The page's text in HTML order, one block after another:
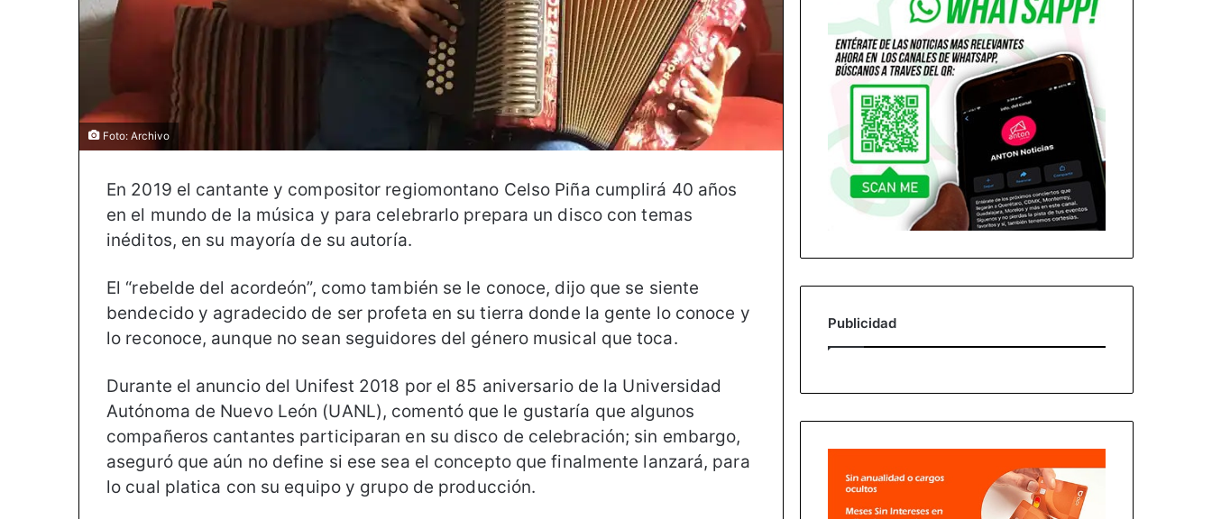
Foto: Archivo
En 2019 el cantante y compositor regiomontano Celso Piña cumplirá 40 años
en el mundo de la música y para celebrarlo prepara un disco con temas
inéditos, en su mayoría de su autoría.
El “rebelde del acordeón”, como también se le conoce, dijo que se siente
bendecido y agradecido de ser profeta en su tierra donde la gente lo conoce y
lo reconoce, aunque no sean seguidores del género musical que toca.
Durante el anuncio del Unifest 2018 por el 85 aniversario de la Universidad
Autónoma de Nuevo León (UANL), comentó que le gustaría que algunos
compañeros cantantes participaran en su disco de celebración; sin embargo,
aseguró que aún no define si ese sea el concepto que finalmente lanzará, para
lo cual platica con su equipo y grupo de producción.
Publicidad